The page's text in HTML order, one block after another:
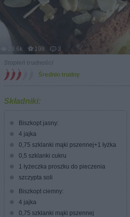
29.6k 198
3
Średnio trudny
Składniki:
Biszkopt jasny:
4 jajka
0,75 szklanki mąki pszennej+1 łyżka
0,5 szklanki cukru
1 łyżeczka proszku do pieczenia
szczypta soli
Biszkopt ciemny:
4 jajka
0,75 szklanki mąki pszennej